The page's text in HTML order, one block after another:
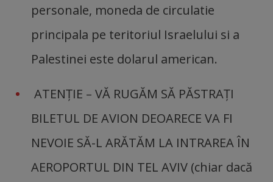
personale, moneda de circulatie
principala pe teritoriul Israelului si a
Palestinei este dolarul american.
ATENŢIE – VĂ RUGĂM SĂ PĂSTRAŢI
BILETUL DE AVION DEOARECE VA FI
NEVOIE SĂ-L ARĂTĂM LA INTRAREA ÎN
AEROPORTUL DIN TEL AVIV (chiar dacă